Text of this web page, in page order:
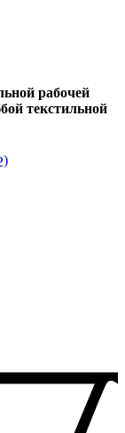
рабочей
текстильной